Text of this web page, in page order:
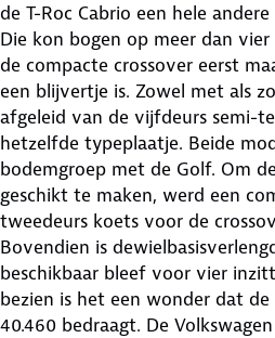
de T-Roc Cabrio een hele
Die kon bogen op meer dan
de compacte crossover eerst
een blijvertje is. Zowel met als
afgeleid van de vijfdeurs semi-
hetzelfde typeplaatje. Beide
bodemgroep met de Golf. Om
geschikt te maken, werd een
tweedeurs koets voor de
Bovendien is
beschikbaar bleef voor vier
bezien is het een wonder dat de
40.460 bedraagt. De